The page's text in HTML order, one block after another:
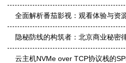
全面解析番茄影视：观看体验与资
隐秘防线的构筑者：北京商业秘密
云主机NVMe over TCP协议栈的